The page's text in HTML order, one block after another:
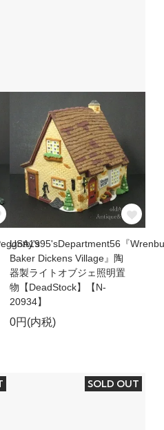
USA1995'sDepartment56『
Baker Dickens Village』陶
器製ライトオブジェ照明置
物【DeadStock】【N-
20934】
0円(内税)
SOLD OUT